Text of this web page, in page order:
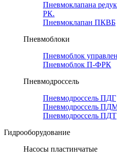
Пневмоклапана
РК.
Пневмоклапан ПКВБ
Пневмоблоки
Пневмоблок
Пневмоблок П-ФРК
Пневмодроссель
Пневмодроссель ПДГ
Пневмодроссель
Пневмодроссель ПДТ
Гидрооборудование
Насосы пластинчатые